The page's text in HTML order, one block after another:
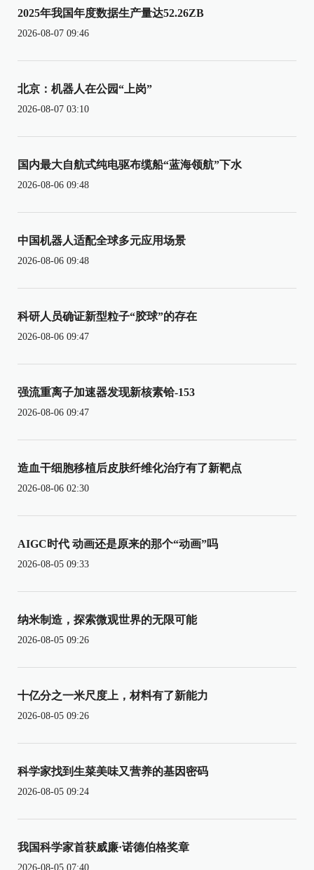
2025年我国年度数据生产量达52.26ZB
2026-08-07 09:46
北京：机器人在公园“上岗”
2026-08-07 03:10
国内最大自航式纯电驱布缆船“蓝海领航”下水
2026-08-06 09:48
中国机器人适配全球多元应用场景
2026-08-06 09:48
科研人员确证新型粒子“胶球”的存在
2026-08-06 09:47
强流重离子加速器发现新核素铪-153
2026-08-06 09:47
造血干细胞移植后皮肤纤维化治疗有了新靶点
2026-08-06 02:30
AIGC时代 动画还是原来的那个“动画”吗
2026-08-05 09:33
纳米制造，探索微观世界的无限可能
2026-08-05 09:26
十亿分之一米尺度上，材料有了新能力
2026-08-05 09:26
科学家找到生菜美味又营养的基因密码
2026-08-05 09:24
我国科学家首获威廉·诺德伯格奖章
2026-08-05 07:40